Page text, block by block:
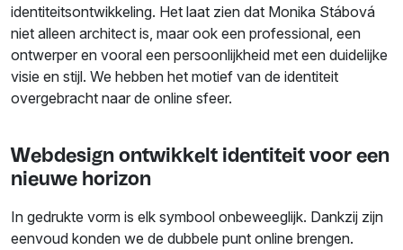
identiteitsontwikkeling. Het laat zien dat Monika Stábová
niet alleen architect is, maar ook een professional, een
ontwerper en vooral een persoonlijkheid met een duidelijke
visie en stijl. We hebben het motief van de identiteit
overgebracht naar de online sfeer.
Webdesign ontwikkelt identiteit voor een
nieuwe horizon
In gedrukte vorm is elk symbool onbeweeglijk. Dankzij zijn
eenvoud konden we de dubbele punt online brengen.